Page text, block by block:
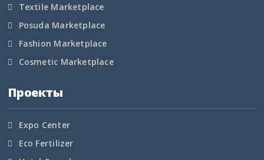
Таймырский край
Тамбовская область
Татарстан
Textile Marketplace
Posuda Marketplace
Fashion Marketplace
Cosmetic Marketplace
Проекты
Expo Center
Eco Fertilizer